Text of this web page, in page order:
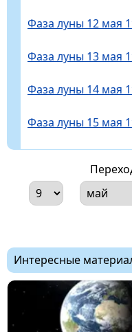
Фаза луны 12 мая
Фаза луны 13 мая
Фаза луны 14 мая
Фаза луны 15 мая
Интересные